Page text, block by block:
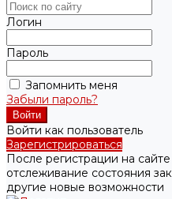
Логин
Пароль
Запомнить меня
Забыли пароль?
Войти как пользователь
Зарегистрироваться
После регистрации на
отслеживание состояния
другие новые возможности